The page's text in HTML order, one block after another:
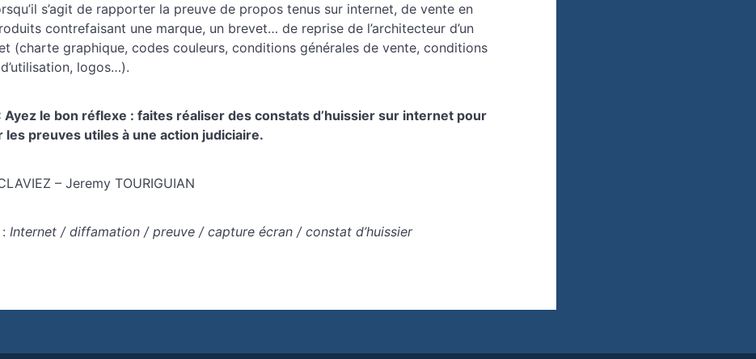
s’agit de rapporter la preuve de propos tenus sur internet, de vente en
contrefaisant une marque, un brevet… de reprise de l’architecteur d’un
(charte graphique, codes couleurs, conditions générales de vente, conditions
logos…).
Ayez le bon réflexe : faites réaliser des constats d’huissier sur internet pour
les preuves utiles à une action judiciaire.
– Jeremy TOURIGUIAN
Internet / diffamation / preuve / capture écran / constat d’huissier